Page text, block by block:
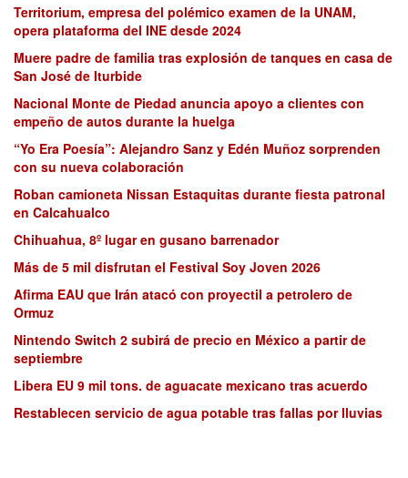
Territorium, empresa del polémico examen de la UNAM,
opera plataforma del INE desde 2024
Muere padre de familia tras explosión de tanques en casa de
San José de Iturbide
Nacional Monte de Piedad anuncia apoyo a clientes con
empeño de autos durante la huelga
“Yo Era Poesía”: Alejandro Sanz y Edén Muñoz sorprenden
con su nueva colaboración
Roban camioneta Nissan Estaquitas durante fiesta patronal
en Calcahualco
Chihuahua, 8º lugar en gusano barrenador
Más de 5 mil disfrutan el Festival Soy Joven 2026
Afirma EAU que Irán atacó con proyectil a petrolero de
Ormuz
Nintendo Switch 2 subirá de precio en México a partir de
septiembre
Libera EU 9 mil tons. de aguacate mexicano tras acuerdo
Restablecen servicio de agua potable tras fallas por lluvias